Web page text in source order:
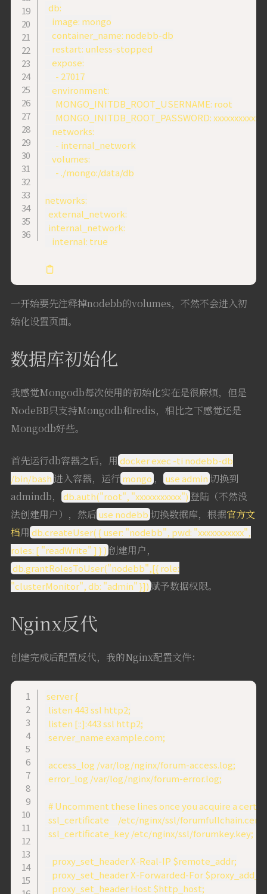
  db:
    image: mongo
    container_name: nodebb-db
    restart: unless-stopped
    expose:
      - 27017
    environment:
      MONGO_INITDB_ROOT_USERNAME: root
      MONGO_INITDB_ROOT_PASSWORD: xxxxxxxxxxx
    networks:
      - internal_network
    volumes:
      - ./mongo:/data/db
networks:
  external_network:
  internal_network:
    internal: true
一开始要先注释掉nodebb的volumes，不然不会进入初
始化设置页面。
数据库初始化
我感觉Mongodb每次使用的初始化实在是很麻烦，但是
NodeBB只支持Mongodb和redis，相比之下感觉还是
Mongodb好些。
首先运行db容器之后，用 docker exec -ti nodebb-db
/bin/bash进入容器，运行 mongo， use admin切换到
admindb，
db.auth("root", "xxxxxxxxxxx")登陆（不然没
法创建用户），然后 use nodebb切换数据库，根据官方文
档用 db.createUser( { user: "nodebb", pwd: "xxxxxxxxxxx",
roles: [ "readWrite" ] } )创建用户，
db.grantRolesToUser("nodebb",[{ role:
"clusterMonitor", db: "admin" }])赋予数据权限。
Nginx反代
创建完成后配置反代，我的Nginx配置文件：
server {
  listen 443 ssl http2;
  listen [::]:443 ssl http2;
  server_name example.com;
  access_log /var/log/nginx/forum-access.log;
  error_log /var/log/nginx/forum-error.log;
# Uncomment these lines once you acquire a
  ssl_certificate     /etc/nginx/ssl/forumfullchain.cer;
  ssl_certificate_key /etc/nginx/ssl/forumkey.key;
    proxy_set_header X-Real-IP $remote_addr;
proxy_set_header X-Forwarded-For
    proxy_set_header Host $http_host;